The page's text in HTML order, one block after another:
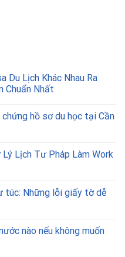
Du Lịch Khác Nhau Ra
Chuẩn Nhất
hồ sơ du học tại Cần
Lý Lịch Tư Pháp Làm Work
túc: Những lỗi giấy tờ dễ
nào nếu không muốn